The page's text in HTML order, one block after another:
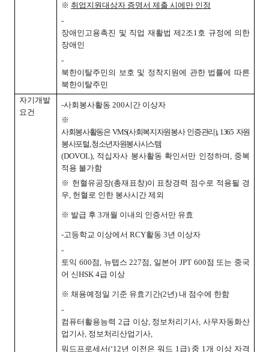
※ 취업지원대상자 증명서 제출 시에만 인정
-
장애인고용촉진 및 직업 재활법 제2조1호 규정에 의한
장애인
-
북한이탈주민의 보호 및 정착지원에 관한 법률에 따른
북한이탈주민
자기개발
요건
-사회봉사활동 200시간 이상자
※
사회봉사활동은 VMS(사회복지자원봉사 인증관리), 1365 자원
봉사포털, 청소년자원봉사시스템
(DOVOL), 적십자사 봉사활동 확인서만 인정하며, 중복
적용 불가함
※ 헌혈유공장(총재표창)이 표창경력 점수로 적용될 경
우, 헌혈로 인한 봉사시간 제외
※ 발급 후 3개월 이내의 인증서만 유효
-고등학교 이상에서 RCY활동 3년 이상자
-
토익 600점, 뉴텝스 227점, 일본어 JPT 600점 또는 중국
어 신HSK 4급 이상
※ 채용예정일 기준 유효기간(2년) 내 점수에 한함
-
컴퓨터활용능력 2급 이상, 정보처리기사, 사무자동화산
업기사, 정보처리산업기사,
워드프로세서(‘12년 이전은 워드 1급) 중 1개 이상 자격